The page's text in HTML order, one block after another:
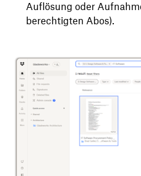
Auflösung oder
berechtigten Abos).